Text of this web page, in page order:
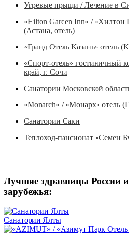
Угревые прыщи / Лечение в
«Hilton Garden Inn» / «Хилтон
(Астана, отель)
«Гранд Отель Казань» отель
«Спорт-отель» гостиничный
край, г. Сочи
Санатории Московской
«Monarch» / «Монарх» отель
Санатории Саки
Теплоход-пансионат «Семен
Лучшие здравницы России
зарубежья:
Санатории Ялты